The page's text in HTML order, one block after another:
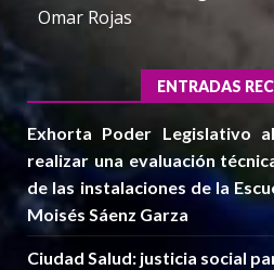
Omar Rojas
ENTRADAS
Exhorta Poder Legislativo
realizar una evaluación
de las instalaciones de la
Moisés Sáenz Garza
Ciudad Salud: justicia social